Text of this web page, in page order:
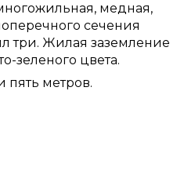
медная,
сечения
три. Жилая заземление
зеленого цвета.
пять метров.